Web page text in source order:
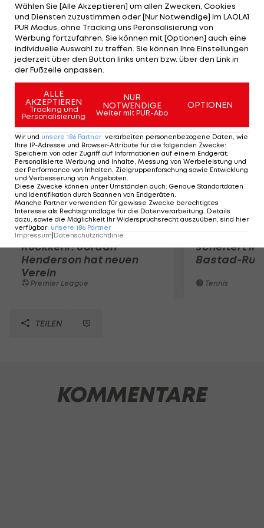
holt Bronze. Die 20-jährige Kärntnerin Lisa
Perterer belegt mit fünf Minuten Rückstand als
jüngste Teilnehmerin den 17. Platz. Lydia
Waldmüller gibt auf der Laufstrecke vier
Kilometer vor dem Ziel auf.
Mehr zum Thema
Premier-League-
Rückkehr! Jordan
Henderson hat neuen
Verein
Premier League
Sebastian
scheitert in
Bastad-
Tennis
TEILEN
KOMMENTARE
Wählen Sie [Alle Akzeptieren] um allen Zwecken, Cookies
und Diensten zuzustimmen oder [Nur Notwendige] im LAOLA1
PUR Modus, ohne Tracking uns Peronsalisierung von
Werbung fortzufahren. Sie können mit [Optionen] auch eine
individuelle Auswahl zu treffen. Sie können Ihre Einstellungen
jederzeit über den Button links unten bzw. über den Link in
der Fußzeile anpassen.
ALLE
AKZEPTIEREN
Tracking und
Personalisierung
NUR
NOTWENDIGE
Weiter mit PUR-Abo
OPTIONEN
Wir und unsere 186 Partner verarbeiten personenbezogene Daten, wie
Ihre IP-Adresse und Browser-Attribute für die folgenden Zwecke:
Speichern von oder Zugriff auf Informationen auf einem Endgerät;
Personalisierte Werbung und Inhalte, Messung von Werbeleistung und
der Performance von Inhalten, Zielgruppenforschung sowie Entwicklung
und Verbesserung von Angeboten.
Diese Zwecke können unter Umständen auch: Genaue Standortdaten
und Identifikation durch Scannen von Endgeräten.
Manche Partner verwenden für gewisse Zwecke berechtigtes
Interesse als Rechtsgrundlage für die Datenverarbeitung. Details
dazu, sowie die Möglichkeit Ihr Widerspruchsrecht auszuüben, sind hier
verfügbar: unsere 186 Partner
Impressum Datenschutzrichtlinie